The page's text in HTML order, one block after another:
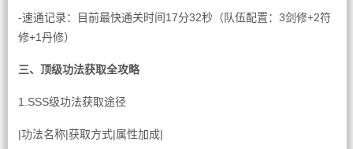
-速通记录：目前最快通关时间17分32秒（队伍配置：3剑修+2符
修+1丹修）
三、顶级功法获取全攻略
1.SSS级功法获取途径
|功法名称|获取方式|属性加成|